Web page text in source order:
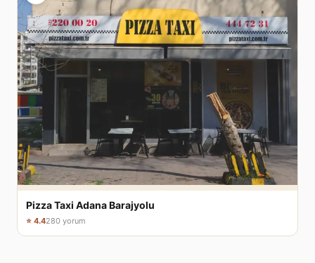
Pizza Taxi Adana Barajyolu
⭐ 4.4280 yorum